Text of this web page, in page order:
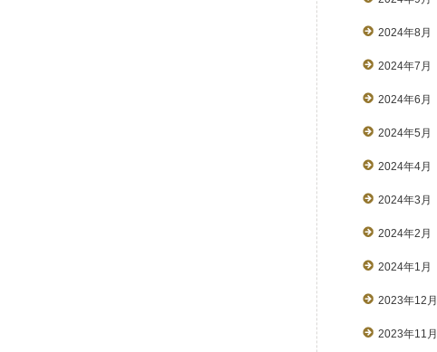
2024年8月
2024年7月
2024年6月
2024年5月
2024年4月
2024年3月
2024年2月
2024年1月
2023年12月
2023年11月